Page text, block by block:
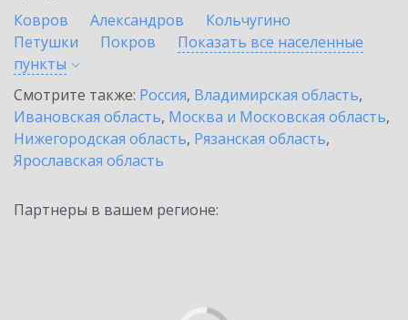
Ковров
Александров
Кольчугино
Петушки
Покров
Показать все населенные
пункты
Смотрите также: Россия, Владимирская область,
Ивановская область, Москва и Московская область,
Нижегородская область, Рязанская область,
Ярославская область
Партнеры в вашем регионе: